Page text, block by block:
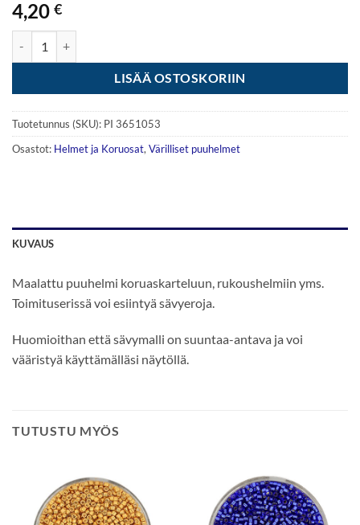
4,20 €
LISÄÄ OSTOSKORIIN
Tuotetunnus (SKU): PI 3651053
Osastot: Helmet ja Koruosat, Värilliset puuhelmet
KUVAUS
Maalattu puuhelmi koruaskarteluun, rukoushelmiin yms.
Toimituserissä voi esiintyä sävyeroja.
Huomioithan että sävymalli on suuntaa-antava ja voi
vääristyä käyttämälläsi näytöllä.
TUTUSTU MYÖS